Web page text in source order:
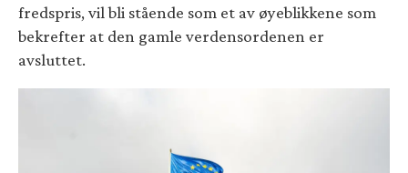
fredspris, vil bli stående som et av øyeblikkene som
bekrefter at den gamle verdensordenen er
avsluttet.